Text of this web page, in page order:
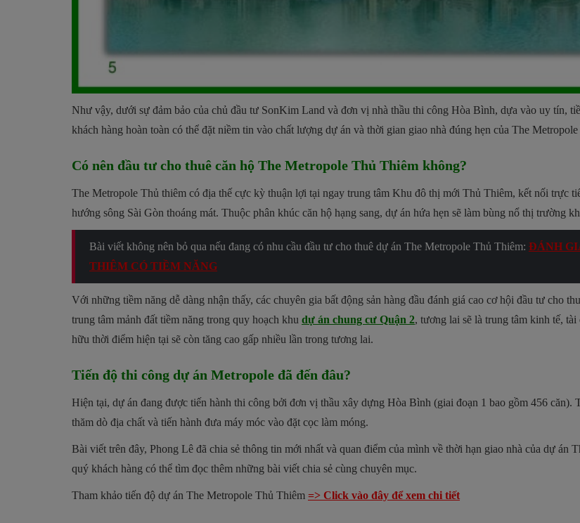
Như vậy, dưới sự đảm bảo của chủ đầu tư SonKim Land và đơn vị nhà thầu thi công Hòa Bình, dựa vào uy tín,
khách hàng hoàn toàn có thể đặt niềm tin vào chất lượng dự án và thời gian giao nhà đúng hẹn của The
Có nên đầu tư cho thuê căn hộ The Metropole Thủ Thiêm không?
The Metropole Thủ thiêm có địa thế cực kỳ thuận lợi tại ngay trung tâm Khu đô thị mới Thủ Thiêm, kết nối trực
hướng sông Sài Gòn thoáng mát. Thuộc phân khúc căn hộ hạng sang, dự án hứa hẹn sẽ làm bùng nổ thị trường
Bài viết không nên bỏ qua nếu đang có nhu cầu đầu tư cho thuê dự án The Metropole Thủ Thiêm: ĐÁNH
THIÊM CÓ TIỀM NĂNG
Với những tiềm năng dễ dàng nhận thấy, các chuyên gia bất động sản hàng đầu đánh giá cao cơ hội đầu tư cho
trung tâm mảnh đất tiềm năng trong quy hoạch khu dự án chung cư Quận 2, tương lai sẽ là trung tâm kinh tế,
hữu thời điểm hiện tại sẽ còn tăng cao gấp nhiều lần trong tương lai.
Tiến độ thi công dự án Metropole đã đến đâu?
Hiện tại, dự án đang được tiến hành thi công bởi đơn vị thầu xây dựng Hòa Bình (giai đoạn 1 bao gồm 456 căn).
thăm dò địa chất và tiến hành đưa máy móc vào đặt cọc làm móng.
Bài viết trên đây, Phong Lê đã chia sẻ thông tin mới nhất và quan điểm của mình về thời hạn giao nhà của dự
quý khách hàng có thể tìm đọc thêm những bài viết chia sẻ cùng chuyên mục.
Tham khảo tiến độ dự án The Metropole Thủ Thiêm => Click vào đây để xem chi tiết